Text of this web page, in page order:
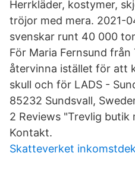
Herrkläder, kostymer,
tröjor med mera. 2021-
svenskar runt 40 000
För Maria Fernsund
återvinna istället för att
skull och för LADS -
85232 Sundsvall,
2 Reviews "Trevlig butik
Kontakt.
Skatteverket